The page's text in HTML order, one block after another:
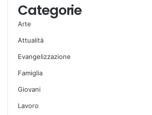
Categorie
Arte
Attualità
Evangelizzazione
Famiglia
Giovani
Lavoro